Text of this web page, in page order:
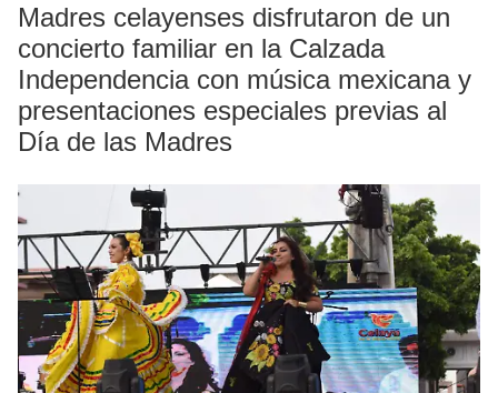
Madres celayenses disfrutaron de un
concierto familiar en la Calzada
Independencia con música mexicana y
presentaciones especiales previas al
Día de las Madres